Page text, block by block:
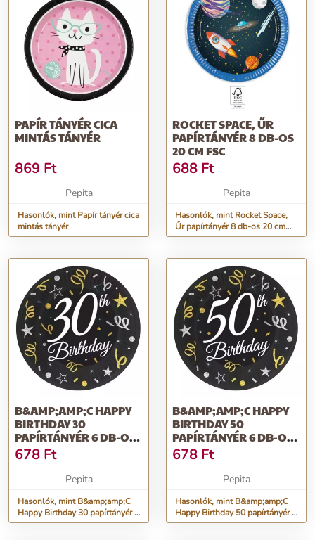
PAPÍR TÁNYÉR CICA
MINTÁS TÁNYÉR
869 Ft
Pepita
Hasonlók, mint Papír tányér cica
mintás tányér
ROCKET SPACE, ŰR
PAPÍRTÁNYÉR 8 DB-OS
20 CM FSC
688 Ft
Pepita
Hasonlók, mint Rocket Space,
Űr papírtányér 8 db-os 20 cm
FSC
B&AMP;AMP;C HAPPY
BIRTHDAY 30
PAPÍRTÁNYÉR 6 DB-OS
18CM
678 Ft
Pepita
Hasonlók, mint B&amp;amp;C
Happy Birthday 30 papírtányér 6
db-os 18cm
B&AMP;AMP;C HAPPY
BIRTHDAY 50
PAPÍRTÁNYÉR 6 DB-OS
18CM
678 Ft
Pepita
Hasonlók, mint B&amp;amp;C
Happy Birthday 50 papírtányér 6
db-os 18cm